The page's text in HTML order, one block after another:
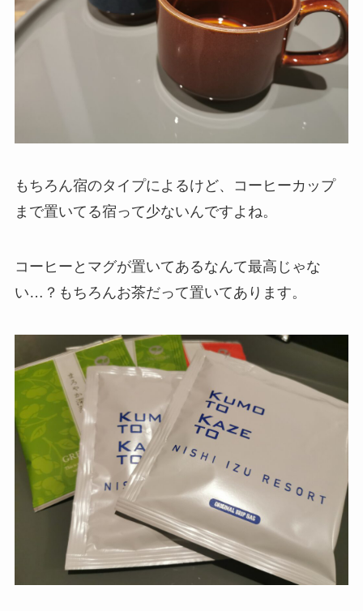
もちろん宿のタイプによるけど、コーヒーカップ
まで置いてる宿って少ないんですよね。
コーヒーとマグが置いてあるなんて最高じゃな
い…？もちろんお茶だって置いてあります。